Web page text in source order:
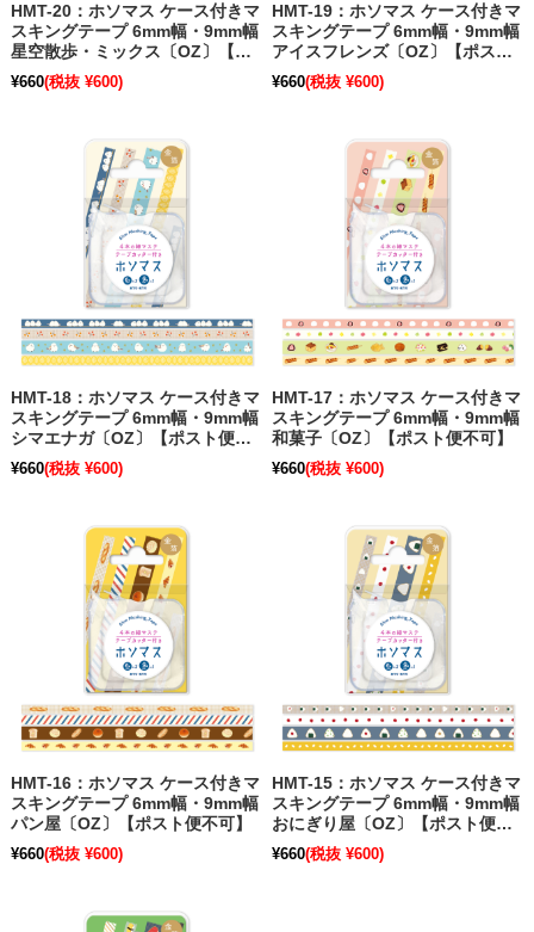
HMT-20：ホソマス ケース付きマ
スキングテープ 6mm幅・9mm幅
星空散歩・ミックス〔OZ〕【ポ
スト便不可】
¥660(税抜 ¥600)
HMT-19：ホソマス ケース付きマ
スキングテープ 6mm幅・9mm幅
アイスフレンズ〔OZ〕【ポスト
便不可】
¥660(税抜 ¥600)
HMT-18：ホソマス ケース付きマ
スキングテープ 6mm幅・9mm幅
シマエナガ〔OZ〕【ポスト便不
可】
¥660(税抜 ¥600)
HMT-17：ホソマス ケース付きマ
スキングテープ 6mm幅・9mm幅
和菓子〔OZ〕【ポスト便不可】
¥660(税抜 ¥600)
HMT-16：ホソマス ケース付きマ
スキングテープ 6mm幅・9mm幅
パン屋〔OZ〕【ポスト便不可】
¥660(税抜 ¥600)
HMT-15：ホソマス ケース付きマ
スキングテープ 6mm幅・9mm幅
おにぎり屋〔OZ〕【ポスト便不
可】
¥660(税抜 ¥600)